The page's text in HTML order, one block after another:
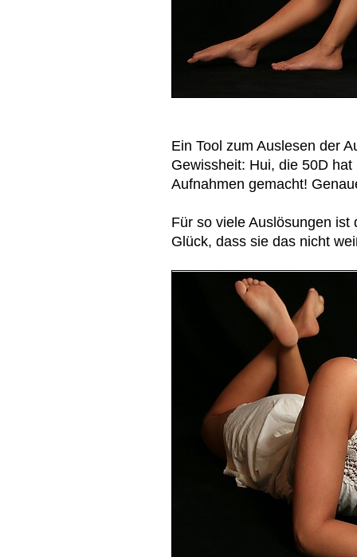
Ein Tool zum Auslesen der
Gewissheit: Hui, die 50D
Aufnahmen gemacht!
Für so viele Auslösungen
Glück, dass sie das nicht